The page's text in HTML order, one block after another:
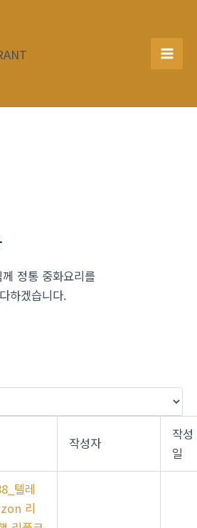
Main
정통 중화요리를
하겠습니다.
작성자
작성
일
텔레
리